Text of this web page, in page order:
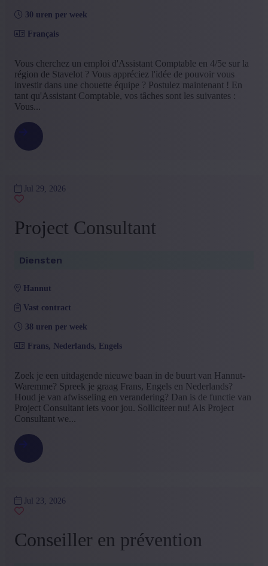
+ Toon meer - Toon minder
+ Toon meer - Toon minder
Type contract
Vast contract(6)
Taal vacature
+ Toon meer
Ervaringsniveau
Mid Career
Geen ervaring (2)
+ Toon meer
30 uren per week
Français
Vous cherchez un emploi d'Assistant Comptable en 4/5e sur la
région de Stavelot ? Vous appréciez l'idée de pouvoir vous
investir dans une chouette équipe ? Postulez maintenant ! En
tant qu'Assistant Comptable, vos tâches sont les suivantes :
Vous...
Jul 29, 2026
Project Consultant
Diensten
hannut
Vast contract
38 uren per week
Frans, Nederlands, Engels
Zoek je een uitdagende nieuwe baan in de buurt van Hannut-
Waremme? Spreek je graag Frans, Engels en Nederlands?
Houd je van afwisseling en verandering? Dan is de functie van
Project Consultant iets voor jou. Solliciteer nu! Als Project
Consultant we...
Jul 23, 2026
Conseiller en prévention